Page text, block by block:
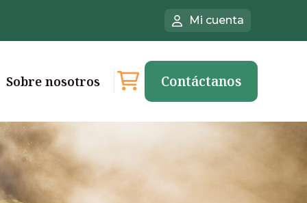
Mi cuenta
Sobre nosotros Contáctanos